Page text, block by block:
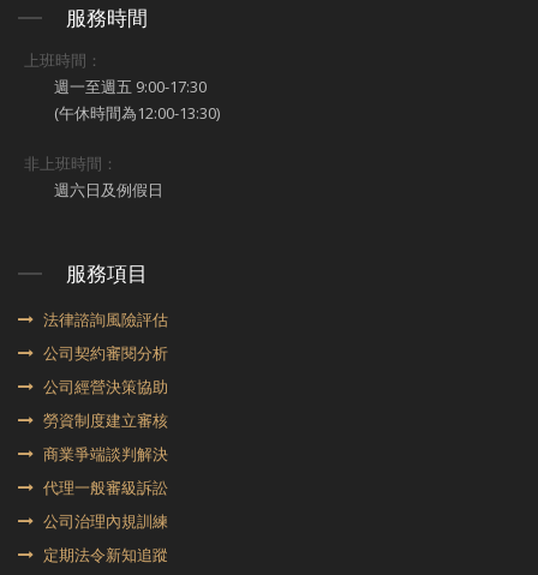
服務時間
上班時間：
週一至週五 9:00-17:30
(午休時間為12:00-13:30)
非上班時間：
週六日及例假日
服務項目
法律諮詢風險評估
公司契約審閱分析
公司經營決策協助
勞資制度建立審核
商業爭端談判解決
代理⼀般審級訴訟
公司治理內規訓練
定期法令新知追蹤